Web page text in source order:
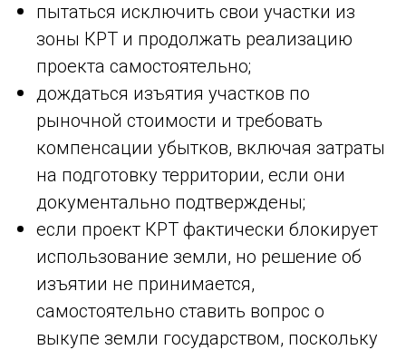
пытаться исключить свои участки из
зоны КРТ и продолжать реализацию
проекта самостоятельно;
дождаться изъятия участков по
рыночной стоимости и требовать
компенсации убытков, включая затраты
на подготовку территории, если они
документально подтверждены;
если проект КРТ фактически блокирует
использование земли, но решение об
изъятии не принимается,
самостоятельно ставить вопрос о
выкупе земли государством, поскольку